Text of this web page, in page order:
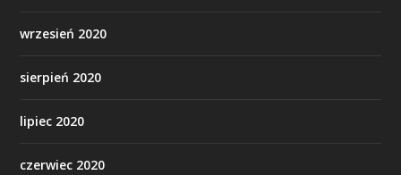
wrzesień 2020
sierpień 2020
lipiec 2020
czerwiec 2020